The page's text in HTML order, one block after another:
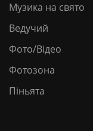
Музика на свято
Ведучий
Фото/Відео
Фотозона
Піньята